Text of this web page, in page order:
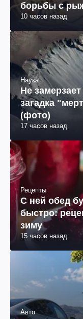
борьбы с
10 часов назад
Наука
Не
загадка
(фото)
17 часов назад
Рецепты
С ней обед
быстро:
зиму
15 часов назад
Авто